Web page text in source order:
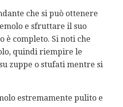
che si può ottenere
e sfruttare il suo
è completo. Si noti che
quindi riempire le
zuppe o stufati mentre si
estremamente pulito e